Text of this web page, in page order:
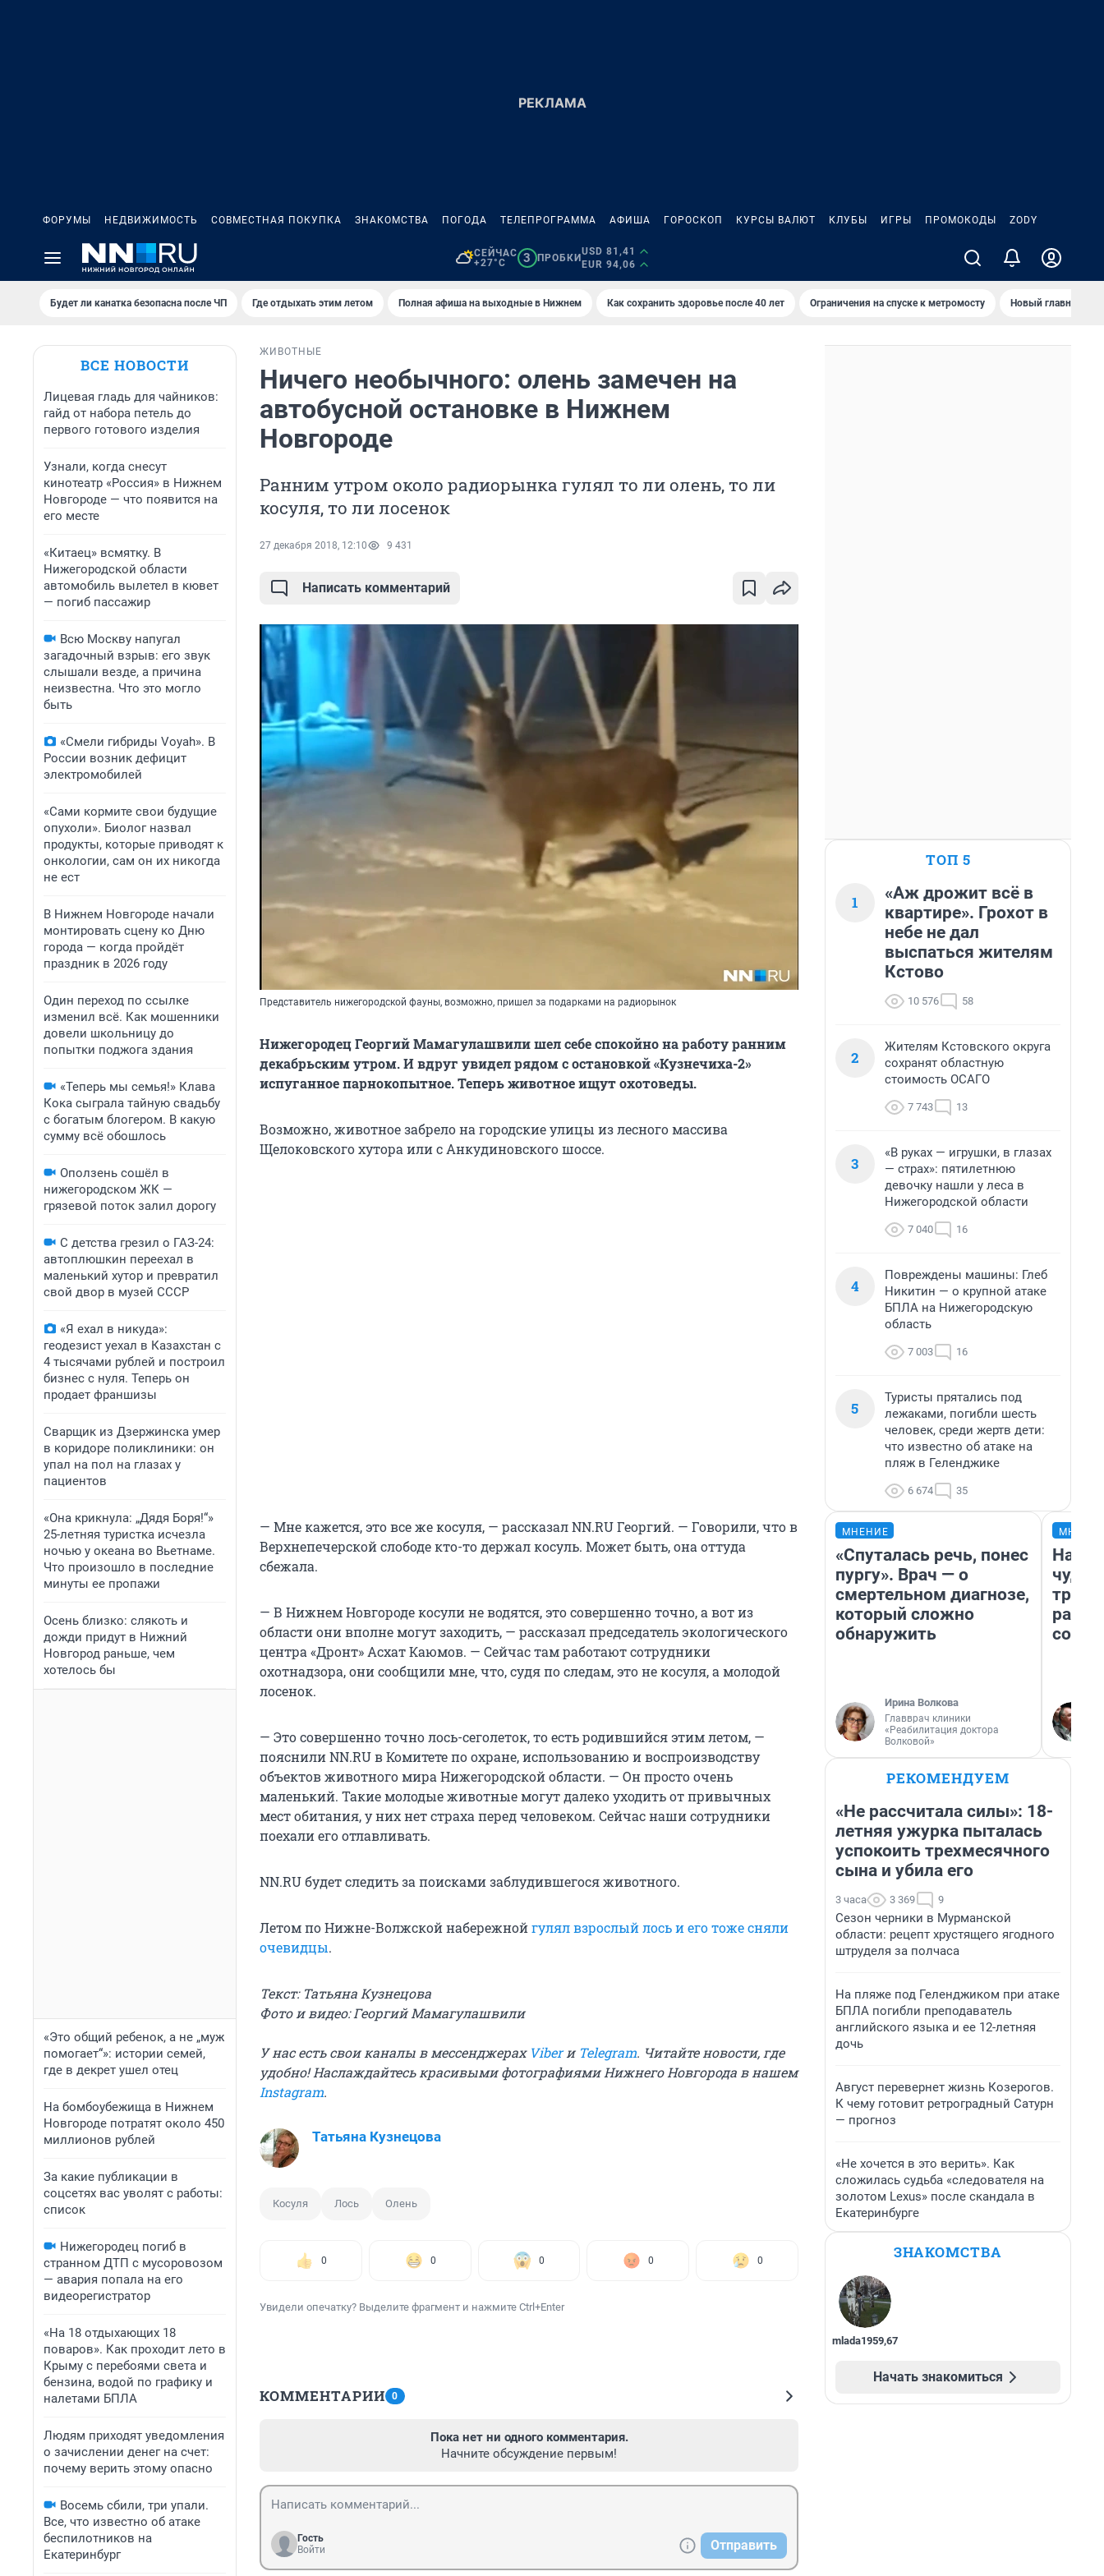
ФОРУМЫ НЕДВИЖИМОСТЬ СОВМЕСТНАЯ ПОКУПКА ЗНАКОМСТВА ПОГОДА ТЕЛЕПРОГРАММА АФИША ГОРОСКОП КУРСЫ ВАЛЮТ КЛУБЫ ИГРЫ ПРОМОКОДЫ ZODY
СЕЙЧАС
+27°C
3 ПРОБКИ
USD 81,41
EUR 94,06
Будет ли канатка безопасна после ЧП Где отдыхать этим летом Полная афиша на выходные в Нижнем Как сохранить здоровье после 40 лет Ограничения на спуске к метромосту Новый главный
ВСЕ НОВОСТИ
Лицевая гладь для чайников:
гайд от набора петель до
первого готового изделия
Узнали, когда снесут
кинотеатр «Россия» в Нижнем
Новгороде — что появится на
его месте
«Китаец» всмятку. В
Нижегородской области
автомобиль вылетел в кювет
— погиб пассажир
Всю Москву напугал
загадочный взрыв: его звук
слышали везде, а причина
неизвестна. Что это могло
быть
«Смели гибриды Voyah». В
России возник дефицит
электромобилей
«Сами кормите свои будущие
опухоли». Биолог назвал
продукты, которые приводят к
онкологии, сам он их никогда
не ест
В Нижнем Новгороде начали
монтировать сцену ко Дню
города — когда пройдёт
праздник в 2026 году
Один переход по ссылке
изменил всё. Как мошенники
довели школьницу до
попытки поджога здания
«Теперь мы семья!» Клава
Кока сыграла тайную свадьбу
с богатым блогером. В какую
сумму всё обошлось
Оползень сошёл в
нижегородском ЖК —
грязевой поток залил дорогу
С детства грезил о ГАЗ-24:
автоплюшкин переехал в
маленький хутор и превратил
свой двор в музей СССР
«Я ехал в никуда»:
геодезист уехал в Казахстан с
4 тысячами рублей и построил
бизнес с нуля. Теперь он
продает франшизы
Сварщик из Дзержинска умер
в коридоре поликлиники: он
упал на пол на глазах у
пациентов
«Она крикнула: „Дядя Боря!“»
25-летняя туристка исчезла
ночью у океана во Вьетнаме.
Что произошло в последние
минуты ее пропажи
Осень близко: слякоть и
дожди придут в Нижний
Новгород раньше, чем
хотелось бы
«Это общий ребенок, а не „муж
помогает“»: истории семей,
где в декрет ушел отец
На бомбоубежища в Нижнем
Новгороде потратят около 450
миллионов рублей
За какие публикации в
соцсетях вас уволят с работы:
список
Нижегородец погиб в
странном ДТП с мусоровозом
— авария попала на его
видеорегистратор
«На 18 отдыхающих 18
поваров». Как проходит лето в
Крыму с перебоями света и
бензина, водой по графику и
налетами БПЛА
Людям приходят уведомления
о зачислении денег на счет:
почему верить этому опасно
Восемь сбили, три упали.
Все, что известно об атаке
беспилотников на
Екатеринбург
ЖИВОТНЫЕ
Ничего необычного: олень замечен на
автобусной остановке в Нижнем
Новгороде
Ранним утром около радиорынка гулял то ли олень, то ли
косуля, то ли лосенок
27 декабря 2018, 12:10 9 431
Написать комментарий
Представитель нижегородской фауны, возможно, пришел за подарками на радиорынок
Нижегородец Георгий Мамагулашвили шел себе спокойно на работу ранним
декабрьским утром. И вдруг увидел рядом с остановкой «Кузнечиха-2»
испуганное парнокопытное. Теперь животное ищут охотоведы.
Возможно, животное забрело на городские улицы из лесного массива
Щелоковского хутора или с Анкудиновского шоссе.
— Мне кажется, это все же косуля, — рассказал NN.RU Георгий. — Говорили, что в
Верхнепечерской слободе кто-то держал косуль. Может быть, она оттуда
сбежала.
— В Нижнем Новгороде косули не водятся, это совершенно точно, а вот из
области они вполне могут заходить, — рассказал председатель экологического
центра «Дронт» Асхат Каюмов. — Сейчас там работают сотрудники
охотнадзора, они сообщили мне, что, судя по следам, это не косуля, а молодой
лосенок.
— Это совершенно точно лось-сеголеток, то есть родившийся этим летом, —
пояснили NN.RU в Комитете по охране, использованию и воспроизводству
объектов животного мира Нижегородской области. — Он просто очень
маленький. Такие молодые животные могут далеко уходить от привычных
мест обитания, у них нет страха перед человеком. Сейчас наши сотрудники
поехали его отлавливать.
NN.RU будет следить за поисками заблудившегося животного.
Летом по Нижне-Волжской набережнойгулял взрослый лось и его тоже сняли
очевидцы.
Текст: Татьяна Кузнецова
Фото и видео: Георгий Мамагулашвили
У нас есть свои каналы в мессенджерах Viberи Telegram. Читайте новости, где
удобно! Наслаждайтесь красивыми фотографиями Нижнего Новгорода в нашем
Instagram.
Татьяна Кузнецова
Косуля Лось Олень
0 0 0 0 0
Увидели опечатку? Выделите фрагмент и нажмите Ctrl+Enter
КОММЕНТАРИИ 0
Пока нет ни одного комментария.
Начните обсуждение первым!
Гость
Войти
Отправить
ТОП 5
1
«Аж дрожит всё в
квартире». Грохот в
небе не дал
выспаться жителям
Кстово
10 576 58
2
Жителям Кстовского округа
сохранят областную
стоимость ОСАГО
7 743 13
3
«В руках — игрушки, в глазах
— страх»: пятилетнюю
девочку нашли у леса в
Нижегородской области
7 040 16
4
Повреждены машины: Глеб
Никитин — о крупной атаке
БПЛА на Нижегородскую
область
7 003 16
5
Туристы прятались под
лежаками, погибли шесть
человек, среди жертв дети:
что известно об атаке на
пляж в Геленджике
6 674 35
МНЕНИЕ
«Спуталась речь, понес
пургу». Врач — о
смертельном диагнозе,
который сложно
обнаружить
Ирина Волкова
Главврач клиники
«Реабилитация доктора
Волковой»
РЕКОМЕНДУЕМ
«Не рассчитала силы»: 18-
летняя ужурка пыталась
успокоить трехмесячного
сына и убила его
3 часа 3 369 9
Сезон черники в Мурманской
области: рецепт хрустящего ягодного
штруделя за полчаса
На пляже под Геленджиком при атаке
БПЛА погибли преподаватель
английского языка и ее 12-летняя
дочь
Август перевернет жизнь Козерогов.
К чему готовит ретроградный Сатурн
— прогноз
«Не хочется в это верить». Как
сложилась судьба «следователя на
золотом Lexus» после скандала в
Екатеринбурге
ЗНАКОМСТВА
mlada1959,67
Начать знакомиться